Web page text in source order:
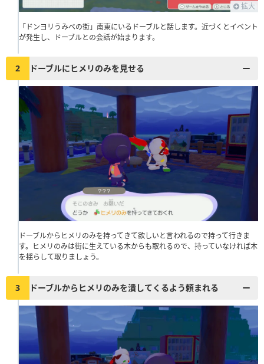
拡大
「ドンヨリうみべの街」南東にいるドーブルと話します。近づくとイベント
が発生し、ドーブルとの会話が始まります。
2 ドーブルにヒメリのみを見せる
ドーブルからヒメリのみを持ってきて欲しいと言われるので持って行きま
す。ヒメリのみは街に生えている木からも取れるので、持っていなければ木
を揺らして取りましょう。
3 ドーブルからヒメリのみを潰してくるよう頼まれる